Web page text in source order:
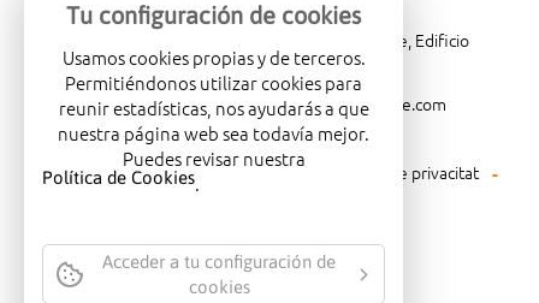
Carretera de Madrid Km. 4, 03007 Alicante, Edificio
Administrativo, planta 3ª
966081001
merca@mercalicante.com
Avís legal Política de cookies
Política de privacitat
Política mediambiental
Tu configuración de cookies
Usamos cookies propias y de terceros.
Permitiéndonos utilizar cookies para
reunir estadísticas, nos ayudarás a que
nuestra página web sea todavía mejor.
Puedes revisar nuestra
Política de Cookies.
Acceder a tu configuración de
cookies